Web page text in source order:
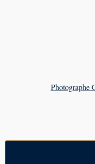
Photographe